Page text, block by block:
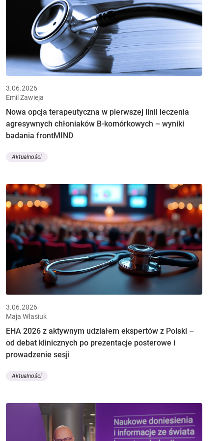
3.06.2026
Emil Zawieja
Nowa opcja terapeutyczna w pierwszej linii leczenia
agresywnych chłoniaków B-komórkowych – wyniki
badania frontMIND
Aktualności
3.06.2026
Maja Własiuk
EHA 2026 z aktywnym udziałem ekspertów z Polski –
od debat klinicznych po prezentacje posterowe i
prowadzenie sesji
Aktualności